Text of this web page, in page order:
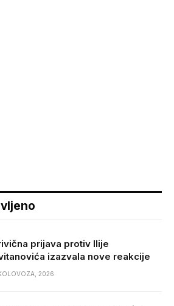
prijava protiv Ilije
izazvala nove reakcije
2026